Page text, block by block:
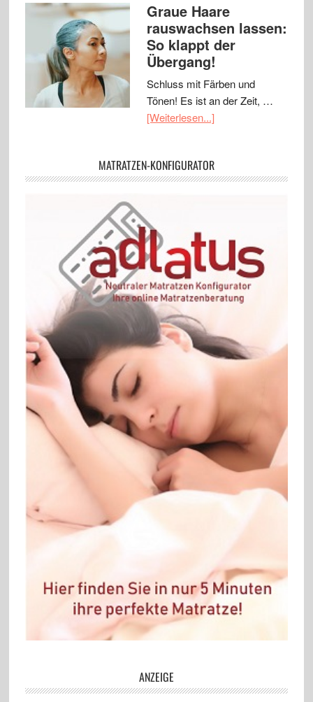
Graue Haare
rauswachsen lassen:
So klappt der
Übergang!
Schluss mit Färben und
Tönen! Es ist an der Zeit, …
[Weiterlesen...]
MATRATZEN-KONFIGURATOR
ANZEIGE